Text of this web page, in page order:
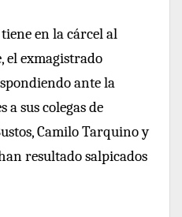
en la cárcel al
el exmagistrado
ante la
a sus colegas de
Camilo Tarquino y
resultado salpicados